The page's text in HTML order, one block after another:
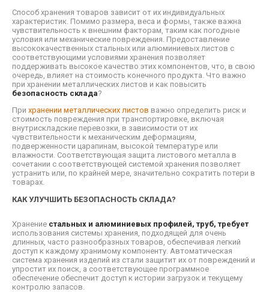
Способ хранения товаров зависит от их индивидуальных
характеристик. Помимо размера, веса и формы, также важна
чувствительность к внешним факторам, таким как погодные
условия или механические повреждения. Предоставление
высококачественных стальных или алюминиевых листов с
соответствующими условиями хранения позволяет
поддерживать высокое качество этих компонентов, что, в свою
очередь, влияет на стоимость конечного продукта. Что важно
при хранении металлических листов и как повысить
безопасность склада?
При хранении металлических листов важно определить риск и
стоимость повреждения при транспортировке, включая
внутрискладские перевозки, в зависимости от их
чувствительности к механическим деформациям,
подверженности царапинам, высокой температуре или
влажности. Соответствующая защита листового металла в
сочетании с соответствующей системой хранения позволяет
устранить или, по крайней мере, значительно сократить потери в
товарах.
КАК УЛУЧШИТЬ БЕЗОПАСНОСТЬ СКЛАДА?
Хранение стальных и алюминиевых профилей, труб, требует
использования системы хранения, подходящей для очень
длинных, часто разнообразных товаров, обеспечивая легкий
доступ к каждому хранимому компоненту. Автоматическая
система хранения изделий из стали защитит их от повреждений и
упростит их поиск, а соответствующее программное
обеспечение обеспечит доступ к истории загрузок и текущему
контролю запасов.